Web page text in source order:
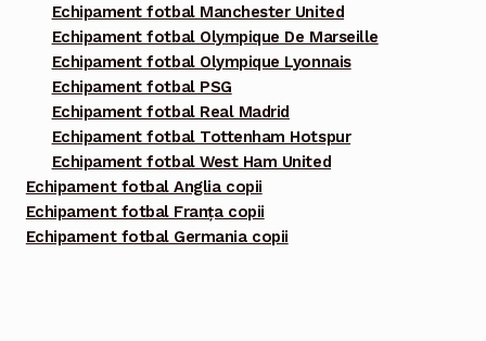
Echipament fotbal Manchester United
Echipament fotbal Olympique De Marseille
Echipament fotbal Olympique Lyonnais
Echipament fotbal PSG
Echipament fotbal Real Madrid
Echipament fotbal Tottenham Hotspur
Echipament fotbal West Ham United
Echipament fotbal Anglia copii
Echipament fotbal Franța copii
Echipament fotbal Germania copii